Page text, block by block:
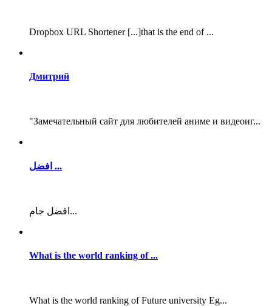
Dropbox URL Shortener [...]that is the end of ...
Дмитрий
"Замечательный сайт для любителей аниме и видеоиг...
افضل ...
افضل جام...
What is the world ranking of ...
What is the world ranking of Future university Eg...